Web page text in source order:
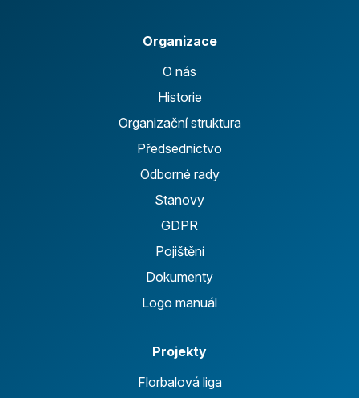
Organizace
O nás
Historie
Organizační struktura
Předsednictvo
Odborné rady
Stanovy
GDPR
Pojištění
Dokumenty
Logo manuál
Projekty
Florbalová liga